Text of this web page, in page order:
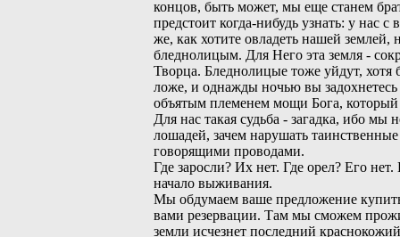
концов, быть может, мы еще станем
предстоит когда-нибудь узнать: у нас
же, как хотите овладеть нашей
бледнолицым. Для Него эта земля -
Творца. Бледнолицые тоже уйдут, хотя
ложе, и однажды ночью вы задохнетесь
объятым племенем мощи Бога, который
Для нас такая судьба - загадка, ибо
лошадей, зачем нарушать
говорящими проводами.
Где заросли? Их нет. Где орел? Его
начало выживания.
Мы обдумаем ваше предложение
вами резервации. Там мы сможем
земли исчезнет последний